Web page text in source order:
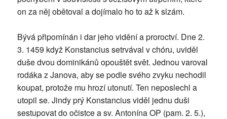
on za něj obětoval a dojímalo ho to až k slzám.
Bývá připomínán i dar jeho vidění a proroctví. Dne 2.
3. 1459 když Konstancius setrvával v chóru, uviděl
duše dvou dominikánů opouštět svět. Jednou varoval
rodáka z Janova, aby se podle svého zvyku nechodil
koupat, protože mu hrozí utonutí. Ten neposlechl a
utopil se. Jindy prý Konstancius viděl jednu duši
sestupovat do očistce a sv. Antonína OP (pam. 2. 5.),